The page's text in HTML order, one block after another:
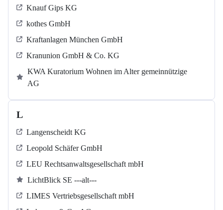
Knauf Gips KG
kothes GmbH
Kraftanlagen München GmbH
Kranunion GmbH & Co. KG
KWA Kuratorium Wohnen im Alter gemeinnützige
AG
L
Langenscheidt KG
Leopold Schäfer GmbH
LEU Rechtsanwaltsgesellschaft mbH
LichtBlick SE ---alt---
LIMES Vertriebsgesellschaft mbH